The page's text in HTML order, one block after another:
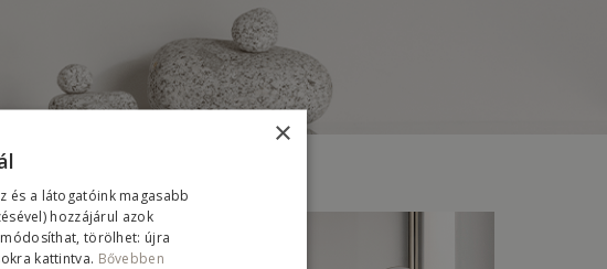
×
és a látogatóink magasabb
hozzájárul azok
törölhet: újra
kattintva. Bővebben